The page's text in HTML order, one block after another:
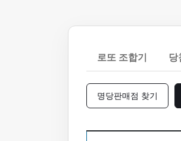
로또 조합기
명당판매점 찾기